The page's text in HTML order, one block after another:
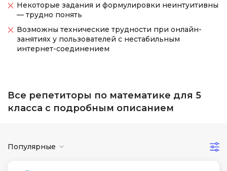
Некоторые задания и формулировки неинтуитивны
— трудно понять
Возможны технические трудности при онлайн-
занятиях у пользователей с нестабильным
интернет-соединением
Все репетиторы по математике для 5
класса с подробным описанием
Популярные